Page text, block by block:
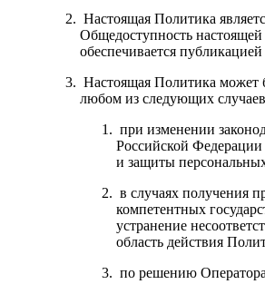
Настоящая Политика
Общедоступность
обеспечивается
Настоящая Политика может
любом из следующих
при изменении
Российской Федерации
и защиты
в случаях получения
компетентных
устранение
область действия
по решению